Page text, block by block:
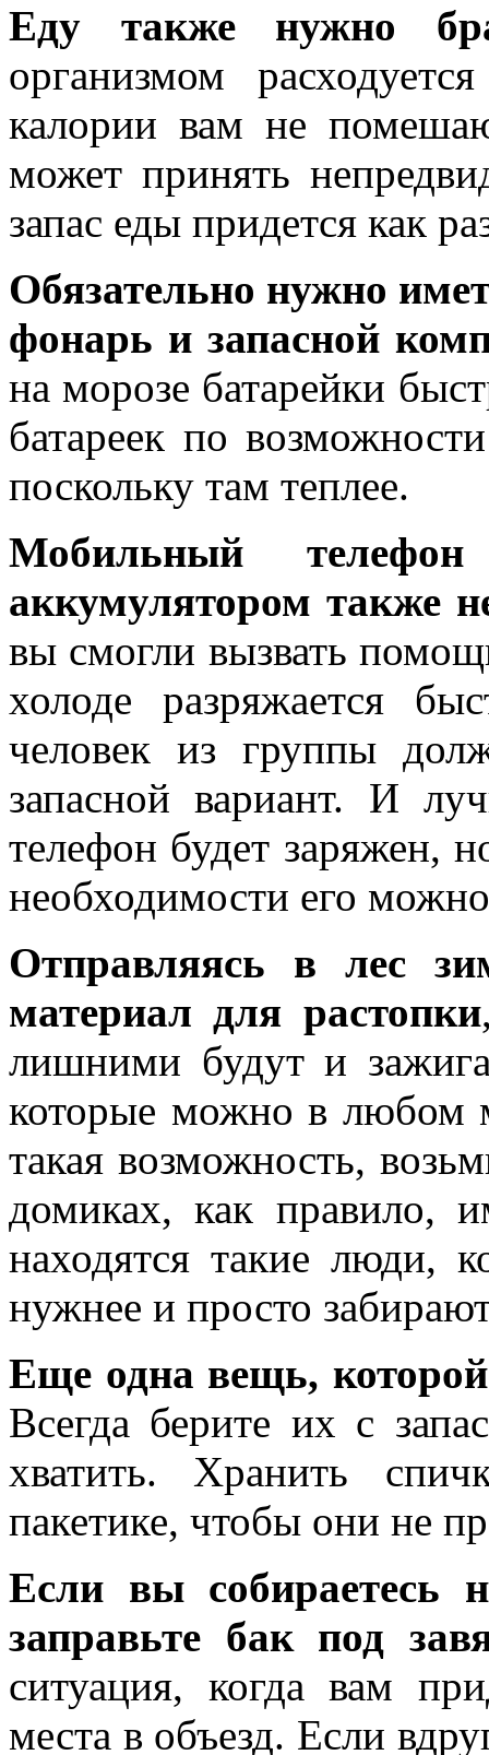
Еду также нужно
организмом
калории вам не
может принять
запас еды придется как
Обязательно нужно
фонарь и запасной
на морозе батарейки
батареек по
поскольку там теплее.
Мобильный
аккумулятором также
вы смогли вызвать
холоде разряжается
человек из группы
запасной вариант. И
телефон будет заряжен,
необходимости его
Отправляясь в лес
материал для растопки
лишними будут и
которые можно в любом
такая возможность,
домиках, как правило,
находятся такие люди,
нужнее и просто
Еще одна вещь,
Всегда берите их с
хватить. Хранить
пакетике, чтобы они не
Если вы собираетесь
заправьте бак под
ситуация, когда вам
места в объезд. Если